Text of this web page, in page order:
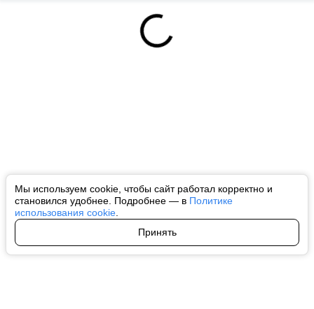
Мы используем cookie, чтобы сайт работал корректно и
становился удобнее. Подробнее — в Политике
использования cookie
Принять